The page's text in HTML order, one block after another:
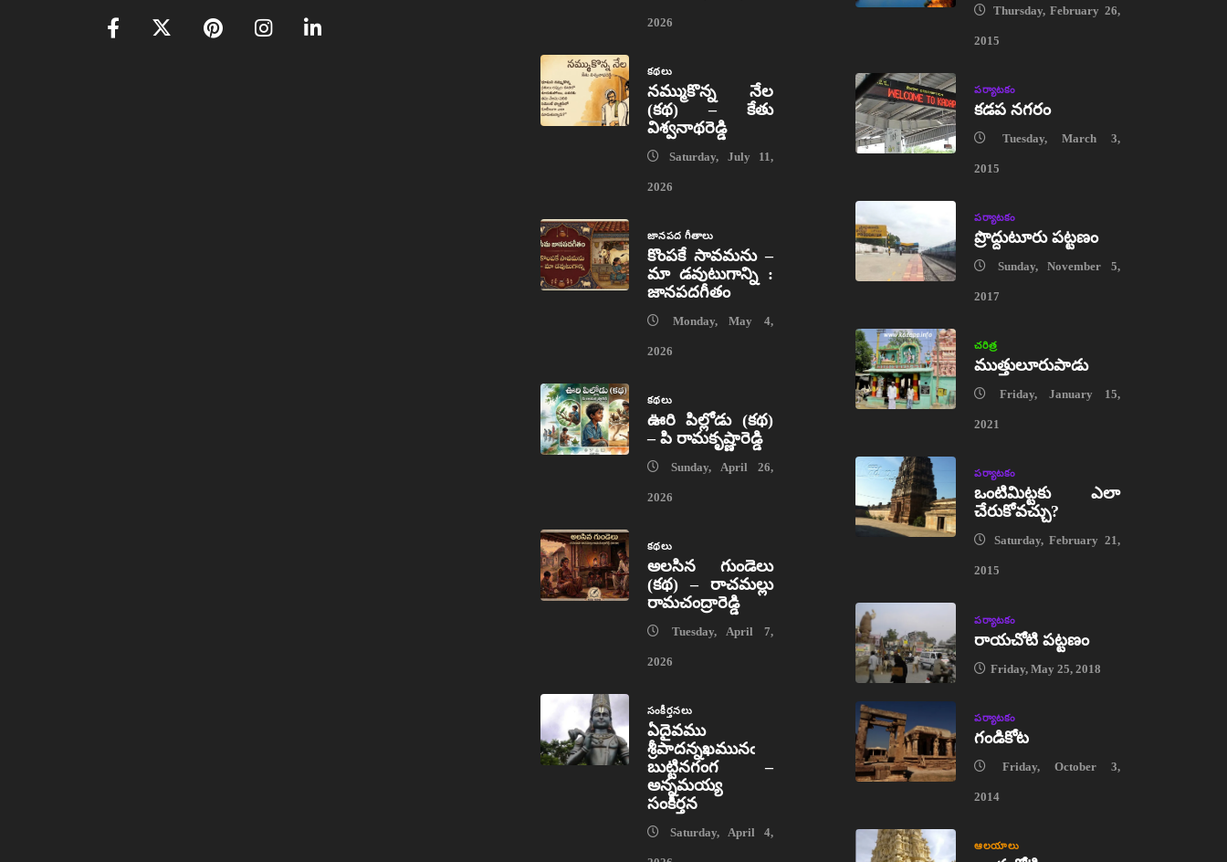
2026
కథలు
నమ్ముకొన్న నేల
(కథ) – కేతు
విశ్వనాథరెడ్డి
Saturday, July 11,
2026
జానపద గీతాలు
కొంపకే సావమను –
మా డవుటుగాన్ని :
జానపదగీతం
Monday, May 4,
2026
కథలు
ఊరి పిల్లోడు (కథ)
– పి రామకృష్ణారెడ్డి
Sunday, April 26,
2026
కథలు
అలసిన గుండెలు
(కథ) – రాచమల్లు
రామచంద్రారెడ్డి
Tuesday, April 7,
2026
సంకీర్తనలు
ఏదైవము
శ్రీపాదన్నఖమునఁ
బుట్టినగంగ –
అన్నమయ్య
సంకీర్తన
Saturday, April 4,
Thursday, February 26,
2015
పర్యాటకం
కడప నగరం
Tuesday, March 3,
2015
పర్యాటకం
ప్రొద్దుటూరు పట్టణం
Sunday, November 5,
2017
చరిత్ర
ముత్తులూరుపాడు
Friday, January 15,
2021
పర్యాటకం
ఒంటిమిట్టకు ఎలా
చేరుకోవచ్చు?
Saturday, February 21,
2015
పర్యాటకం
రాయచోటి పట్టణం
Friday, May 25, 2018
పర్యాటకం
గండికోట
Friday, October 3,
2014
ఆలయాలు